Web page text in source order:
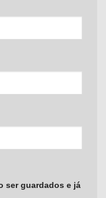
ser guardados e já